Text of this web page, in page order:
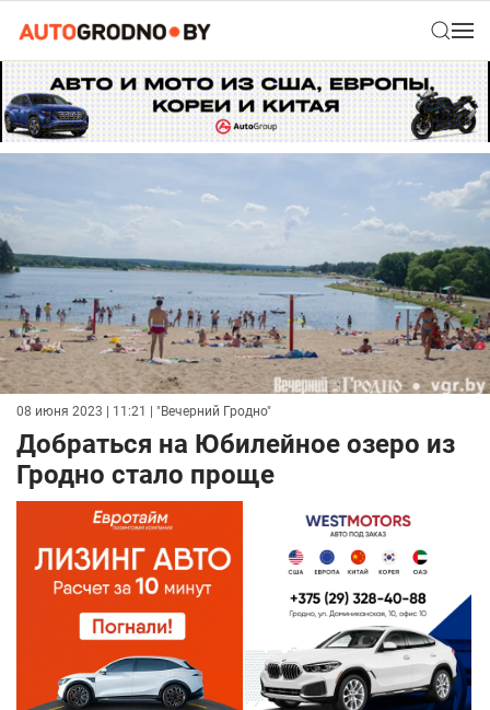
08 июня 2023 | 11:21 | "Вечерний Гродно"
Добраться на Юбилейное озеро из
Гродно стало проще